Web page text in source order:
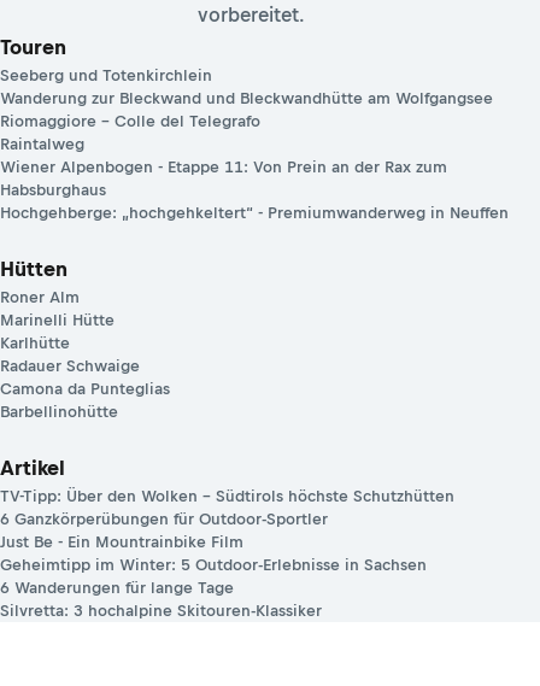
vorbereitet.
Touren
Seeberg und Totenkirchlein
Wanderung zur Bleckwand und Bleckwandhütte am Wolfgangsee
Riomaggiore – Colle del Telegrafo
Raintalweg
Wiener Alpenbogen - Etappe 11: Von Prein an der Rax zum
Habsburghaus
Hochgehberge: „hochgehkeltert“ - Premiumwanderweg in Neuffen
Hütten
Roner Alm
Marinelli Hütte
Karlhütte
Radauer Schwaige
Camona da Punteglias
Barbellinohütte
Artikel
TV-Tipp: Über den Wolken – Südtirols höchste Schutzhütten
6 Ganzkörperübungen für Outdoor-Sportler
Just Be - Ein Mountrainbike Film
Geheimtipp im Winter: 5 Outdoor-Erlebnisse in Sachsen
6 Wanderungen für lange Tage
Silvretta: 3 hochalpine Skitouren-Klassiker